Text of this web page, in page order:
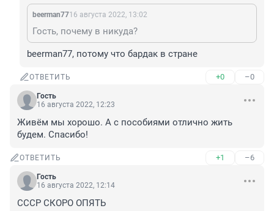
beerman7716 августа 2022, 13:02
Гость, почему в никуда?
beerman77, потому что бардак в стране
ОТВЕТИТЬ +0 –0
Гость
16 августа 2022, 12:23
Живём мы хорошо. А с пособиями отлично жить
будем. Спасибо!
ОТВЕТИТЬ +1 –6
Гость
16 августа 2022, 12:14
СССР СКОРО ОПЯТЬ